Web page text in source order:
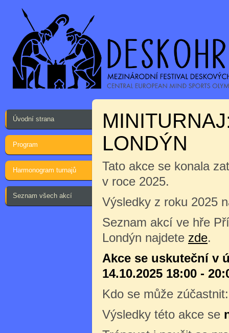
Úvodní strana
Program
Harmonogram turnajů
Seznam všech akcí
LONDÝN
Tato akce se konala
v roce 2025.
Výsledky z roku 2025
Seznam akcí ve hře
Londýn najdete zde.
Akce se uskuteční v
14.10.2025 18:00 -
Kdo se může
Výsledky této akce se